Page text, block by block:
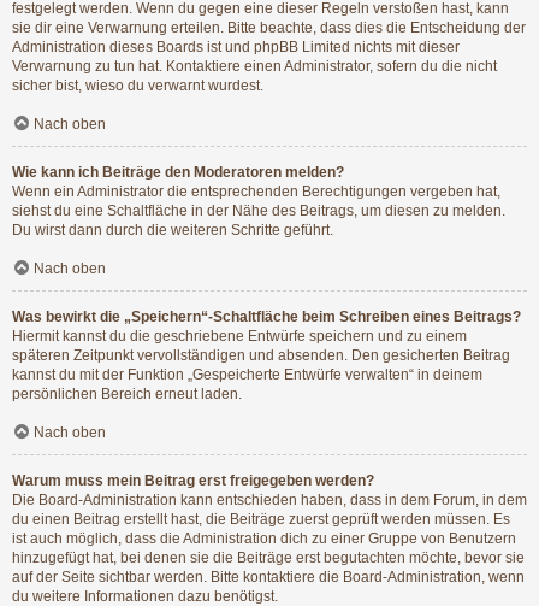
festgelegt werden. Wenn du gegen eine dieser Regeln verstoßen hast, kann
sie dir eine Verwarnung erteilen. Bitte beachte, dass dies die Entscheidung der
Administration dieses Boards ist und phpBB Limited nichts mit dieser
Verwarnung zu tun hat. Kontaktiere einen Administrator, sofern du die nicht
sicher bist, wieso du verwarnt wurdest.
Nach oben
Wie kann ich Beiträge den Moderatoren melden?
Wenn ein Administrator die entsprechenden Berechtigungen vergeben hat,
siehst du eine Schaltfläche in der Nähe des Beitrags, um diesen zu melden.
Du wirst dann durch die weiteren Schritte geführt.
Nach oben
Was bewirkt die „Speichern“-Schaltfläche beim Schreiben eines Beitrags?
Hiermit kannst du die geschriebene Entwürfe speichern und zu einem
späteren Zeitpunkt vervollständigen und absenden. Den gesicherten Beitrag
kannst du mit der Funktion „Gespeicherte Entwürfe verwalten“ in deinem
persönlichen Bereich erneut laden.
Nach oben
Warum muss mein Beitrag erst freigegeben werden?
Die Board-Administration kann entschieden haben, dass in dem Forum, in dem
du einen Beitrag erstellt hast, die Beiträge zuerst geprüft werden müssen. Es
ist auch möglich, dass die Administration dich zu einer Gruppe von Benutzern
hinzugefügt hat, bei denen sie die Beiträge erst begutachten möchte, bevor sie
auf der Seite sichtbar werden. Bitte kontaktiere die Board-Administration, wenn
du weitere Informationen dazu benötigst.